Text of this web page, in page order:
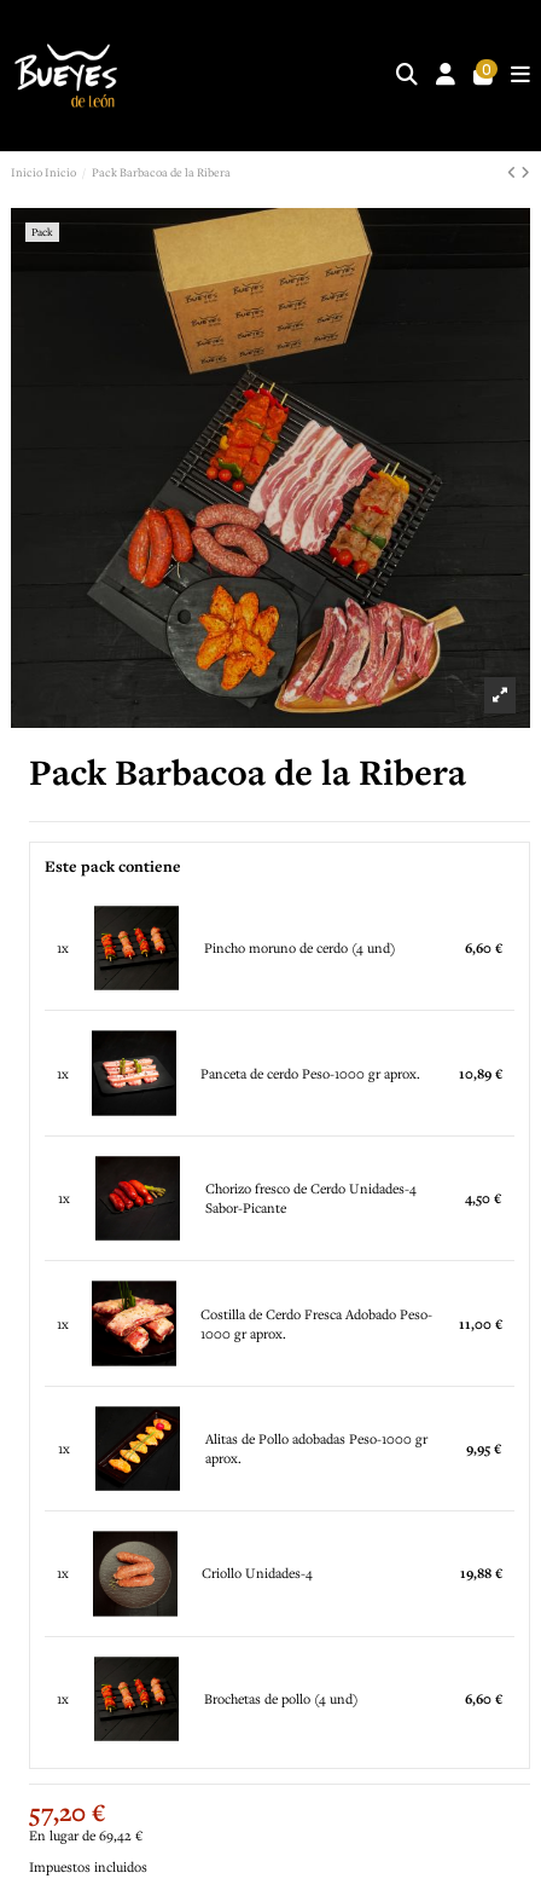
0
Inicio Inicio Pack Barbacoa de la Ribera
Pack
Pack Barbacoa de la Ribera
Este pack contiene
1x Pincho moruno de cerdo (4 und) 6,60 €
1x Panceta de cerdo Peso-1000 gr aprox. 10,89 €
1x
Chorizo fresco de Cerdo Unidades-4
Sabor-Picante
4,50 €
1x
Costilla de Cerdo Fresca Adobado Peso-
1000 gr aprox.
11,00 €
1x
Alitas de Pollo adobadas Peso-1000 gr
aprox.
9,95 €
1x Criollo Unidades-4 19,88 €
1x Brochetas de pollo (4 und) 6,60 €
57,20 €
En lugar de 69,42 €
Impuestos incluidos